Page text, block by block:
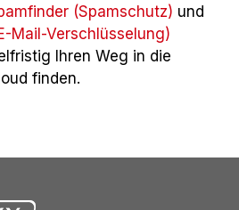
(Spamschutz) und
Mail-Verschlüsselung)
Ihren Weg in die
finden.